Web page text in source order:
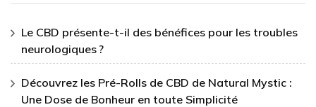
Le CBD présente-t-il des bénéfices pour les troubles
neurologiques ?
Découvrez les Pré-Rolls de CBD de Natural Mystic :
Une Dose de Bonheur en toute Simplicité